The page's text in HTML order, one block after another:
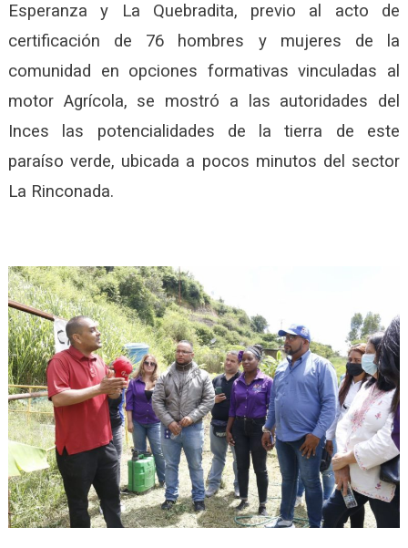
Esperanza y La Quebradita, previo al acto de
certificación de 76 hombres y mujeres de la
comunidad en opciones formativas vinculadas al
motor Agrícola, se mostró a las autoridades del
Inces las potencialidades de la tierra de este
paraíso verde, ubicada a pocos minutos del sector
La Rinconada.